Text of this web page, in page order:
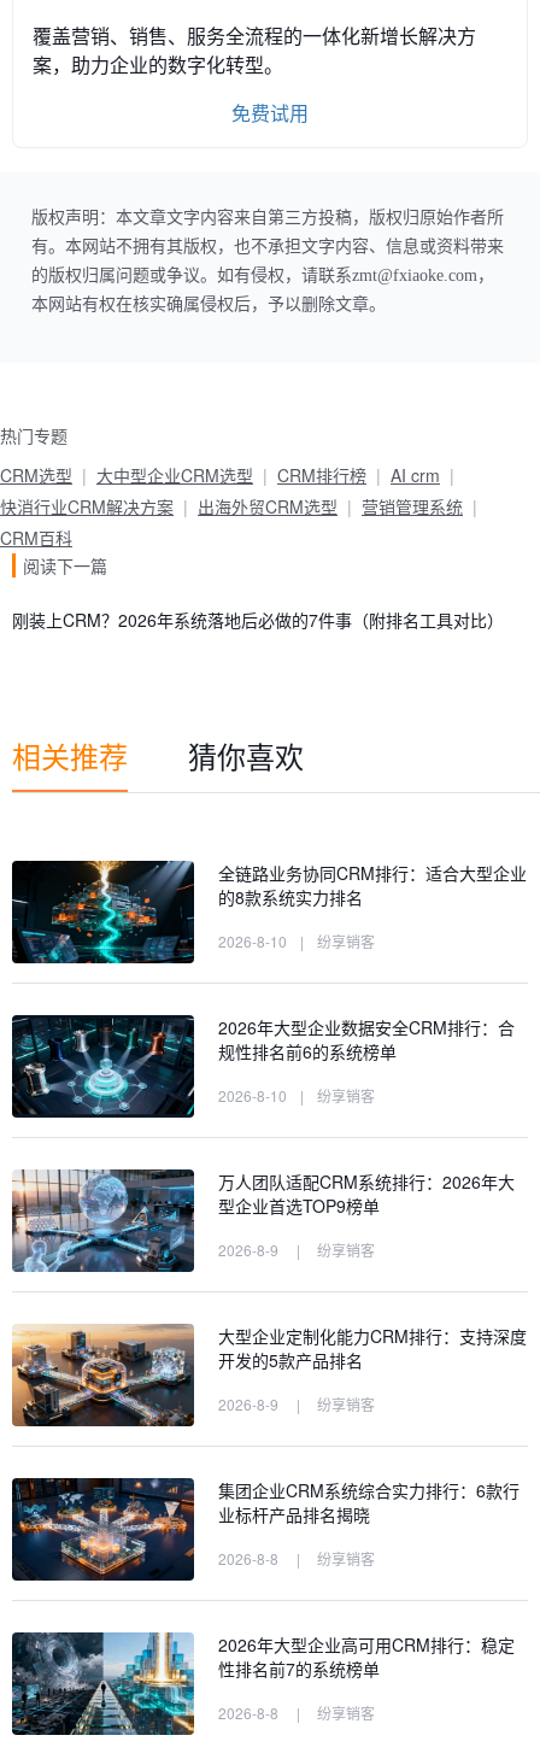
覆盖营销、销售、服务全流程的一体化新增长解决方
案，助力企业的数字化转型。
免费试用
版权声明：本文章文字内容来自第三方投稿，版权归原始作者所
有。本网站不拥有其版权，也不承担文字内容、信息或资料带来
的版权归属问题或争议。如有侵权，请联系zmt@fxiaoke.com，
本网站有权在核实确属侵权后，予以删除文章。
热门专题
CRM选型
大中型企业CRM选型 CRM排行榜
AI crm
快消行业CRM解决方案
出海外贸CRM选型
营销管理系统
CRM百科
阅读下一篇
刚装上CRM？2026年系统落地后必做的7件事（附排名工具对比）
相关推荐 猜你喜欢
全链路业务协同CRM排行：适合大型企业
的8款系统实力排名
2026-8-10 | 纷享销客
2026年大型企业数据安全CRM排行：合
规性排名前6的系统榜单
2026-8-10 | 纷享销客
万人团队适配CRM系统排行：2026年大
型企业首选TOP9榜单
2026-8-9 | 纷享销客
大型企业定制化能力CRM排行：支持深度
开发的5款产品排名
2026-8-9 | 纷享销客
集团企业CRM系统综合实力排行：6款行
业标杆产品排名揭晓
2026-8-8 | 纷享销客
2026年大型企业高可用CRM排行：稳定
性排名前7的系统榜单
2026-8-8 | 纷享销客